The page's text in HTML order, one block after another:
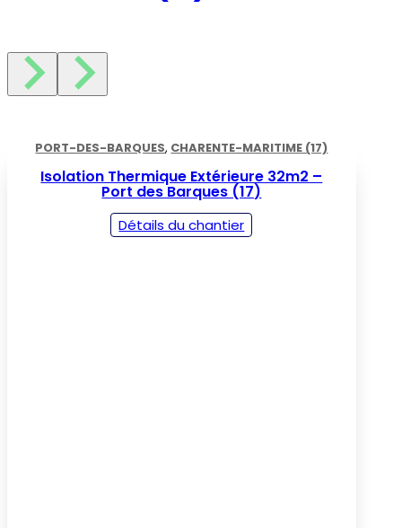
PORT-DES-BARQUES, CHARENTE-MARITIME (17)
Isolation Thermique Extérieure 32m2 –
Port des Barques (17)
Détails du chantier